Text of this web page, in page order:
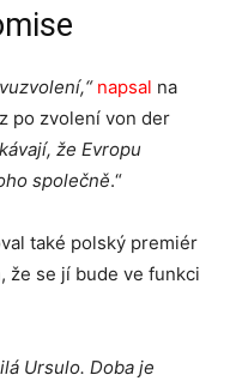
napsal na
po zvolení von der
že Evropu
společně.“
také polský premiér
že se jí bude ve funkci
Ursulo. Doba je